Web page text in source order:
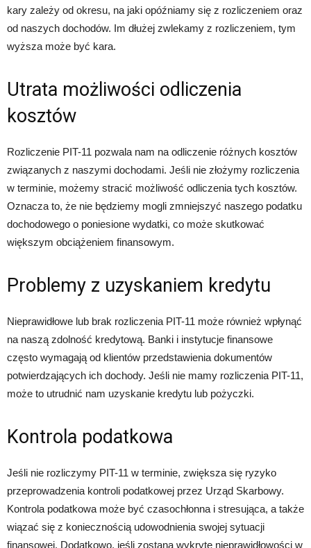
kary zależy od okresu, na jaki opóźniamy się z rozliczeniem oraz
od naszych dochodów. Im dłużej zwlekamy z rozliczeniem, tym
wyższa może być kara.
Utrata możliwości odliczenia
kosztów
Rozliczenie PIT-11 pozwala nam na odliczenie różnych kosztów
związanych z naszymi dochodami. Jeśli nie złożymy rozliczenia
w terminie, możemy stracić możliwość odliczenia tych kosztów.
Oznacza to, że nie będziemy mogli zmniejszyć naszego podatku
dochodowego o poniesione wydatki, co może skutkować
większym obciążeniem finansowym.
Problemy z uzyskaniem kredytu
Nieprawidłowe lub brak rozliczenia PIT-11 może również wpłynąć
na naszą zdolność kredytową. Banki i instytucje finansowe
często wymagają od klientów przedstawienia dokumentów
potwierdzających ich dochody. Jeśli nie mamy rozliczenia PIT-11,
może to utrudnić nam uzyskanie kredytu lub pożyczki.
Kontrola podatkowa
Jeśli nie rozliczymy PIT-11 w terminie, zwiększa się ryzyko
przeprowadzenia kontroli podatkowej przez Urząd Skarbowy.
Kontrola podatkowa może być czasochłonna i stresująca, a także
wiązać się z koniecznością udowodnienia swojej sytuacji
finansowej. Dodatkowo, jeśli zostaną wykryte nieprawidłowości w